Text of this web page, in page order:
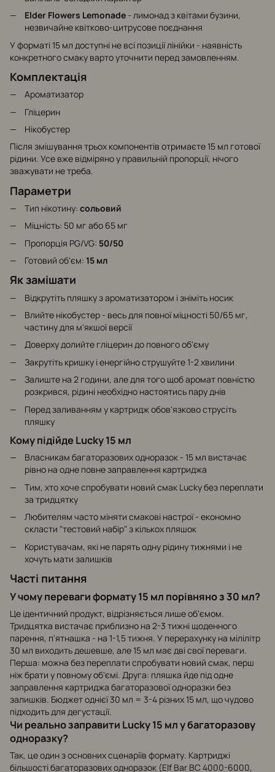
Elder Flowers Lemonade - лимонад з квітами бузини,
незвичайне квітково-цитрусове поєднання
У форматі 15 мл доступні не всі позиції лінійки - наявність
конкретного смаку варто уточнити перед замовленням.
Комплектація
Ароматизатор
Гліцерин
Нікобустер
Після змішування трьох компонентів отримаєте 15 мл готової
рідини. Усе вже відміряно у правильній пропорції, нічого
зважувати не треба.
Параметри
Тип нікотину: сольовий
Міцність: 50 мг або 65 мг
Пропорція PG/VG: 50/50
Готовий об'єм: 15 мл
Як замішати
Відкрутіть пляшку з ароматизатором і зніміть носик
Влийте нікобустер - весь для повної міцності 50/65 мг,
частину для м'якшої версії
Доверху долийте гліцерин до повного об'єму
Закрутіть кришку і енергійно струшуйте 1-2 хвилини
Залиште на 2 години, але для того щоб аромат повністю
розкрився, рідині необхідно настоятись пару днів
Перед заливанням у картридж обов'язково струсіть
пляшку
Кому підійде Lucky 15 мл
Власникам багаторазових одноразок - 15 мл вистачає
рівно на одне повне заправлення картриджа
Тим, хто хоче спробувати новий смак Lucky без переплати
за тридцятку
Любителям часто міняти смакові настрої - економно
скласти "тестовий набір" з кількох пляшок
Користувачам, які не парять одну рідину тижнями і не
хочуть мати залишків
Часті питання
У чому переваги формату 15 мл порівняно з 30 мл?
Це ідентичний продукт, відрізняється лише об'ємом.
Тридцятка вистачає приблизно на 2-3 тижні щоденного
парення, п'ятнашка - на 1-1,5 тижня. У перерахунку на мілілітр
30 мл виходить дешевше, але 15 мл має дві свої переваги.
Перша: можна без переплати спробувати новий смак, перш
ніж брати у повному об'ємі. Друга: пляшка йде під одне
заправлення картриджа багаторазової одноразки без
залишків. Бюджет однієї 30 мл = 3-4 різних 15 мл, що чудово
підходить для дегустації.
Чи реально заправити Lucky 15 мл у багаторазову
одноразку?
Так, це один з основних сценаріїв формату. Картриджі
більшості багаторазових одноразок (Elf Bar BC 4000-6000,